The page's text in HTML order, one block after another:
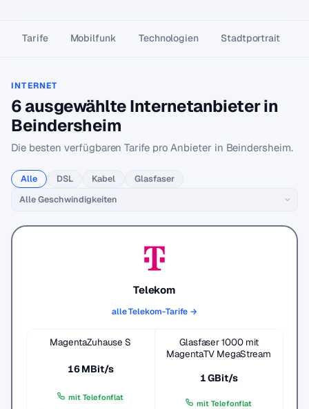
Tarife Mobilfunk Technologien Stadtportrait
INTERNET
6 ausgewählte Internetanbieter in
Beindersheim
Die besten verfügbaren Tarife pro Anbieter in Beindersheim.
Alle DSL Kabel Glasfaser
Telekom
alle Telekom-Tarife →
MagentaZuhause S
16 MBit/s
mit Telefonflat
Glasfaser 1000 mit
MagentaTV MegaStream
1 GBit/s
mit Telefonflat